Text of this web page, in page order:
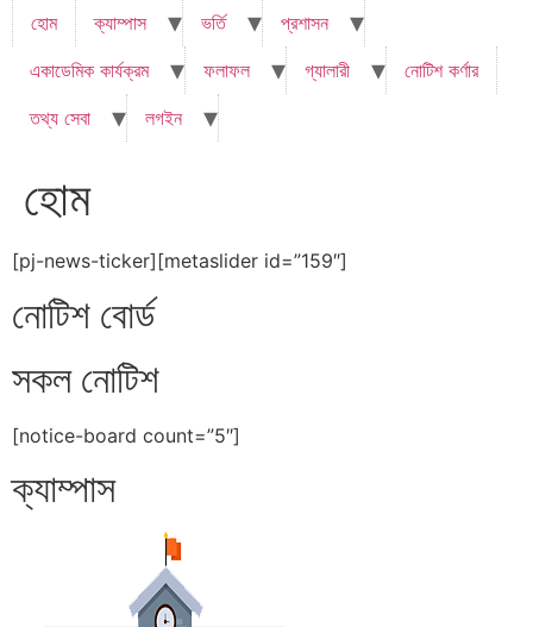
হোম ক্যাম্পাস ভর্তি
প্রশাসন
একাডেমিক কার্যক্রম
ফলাফল গ্যালারী
নোটিশ কর্ণার
তথ্য সেবা
লগইন
হোম
[pj-news-ticker][metaslider id=”159″]
নোটিশ বোর্ড
সকল নোটিশ
[notice-board count=”5″]
ক্যাম্পাস